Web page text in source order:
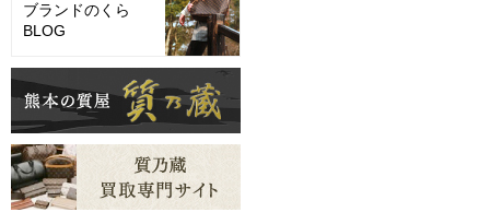
ブランドのくら
BLOG